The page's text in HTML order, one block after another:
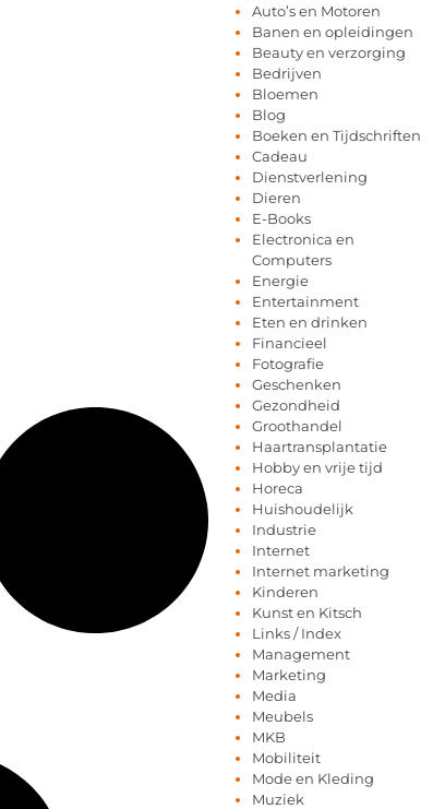
Auto’s en Motoren
Banen en opleidingen
Beauty en verzorging
Bedrijven
Bloemen
Blog
Boeken en Tijdschriften
Cadeau
Dienstverlening
Dieren
E-Books
Electronica en
Computers
Energie
Entertainment
Eten en drinken
Financieel
Fotografie
Geschenken
Gezondheid
Groothandel
Haartransplantatie
Hobby en vrije tijd
Horeca
Huishoudelijk
Industrie
Internet
Internet marketing
Kinderen
Kunst en Kitsch
Links / Index
Management
Marketing
Media
Meubels
MKB
Mobiliteit
Mode en Kleding
Muziek